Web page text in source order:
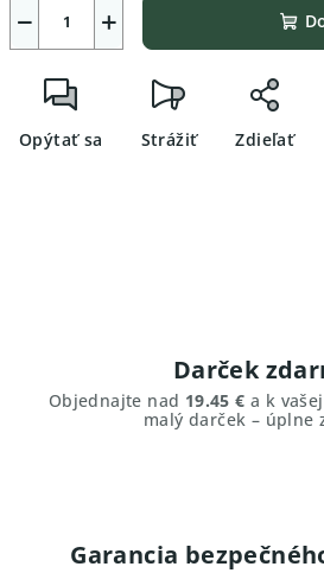
+
−
Opýtať sa Strážiť Zdieľať
Darček
Objednajte nad 19.45 € a k
malý darček – úplne
Garancia